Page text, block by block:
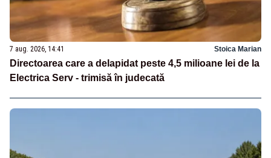
7 aug. 2026, 14:41 Stoica Marian
Directoarea care a delapidat peste 4,5 milioane lei de la
Electrica Serv - trimisă în judecată